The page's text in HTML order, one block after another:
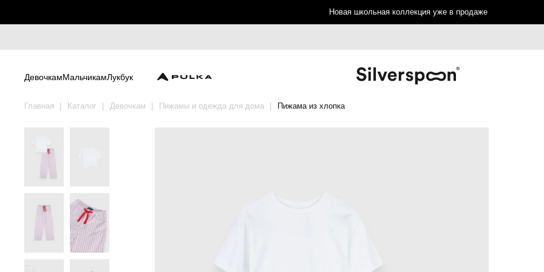
Новая школьная коллекция уже в продаже
ДевочкамМальчикамЛукбук
Главная Каталог Девочкам Пижамы и одежда для дома Пижама из хлопка